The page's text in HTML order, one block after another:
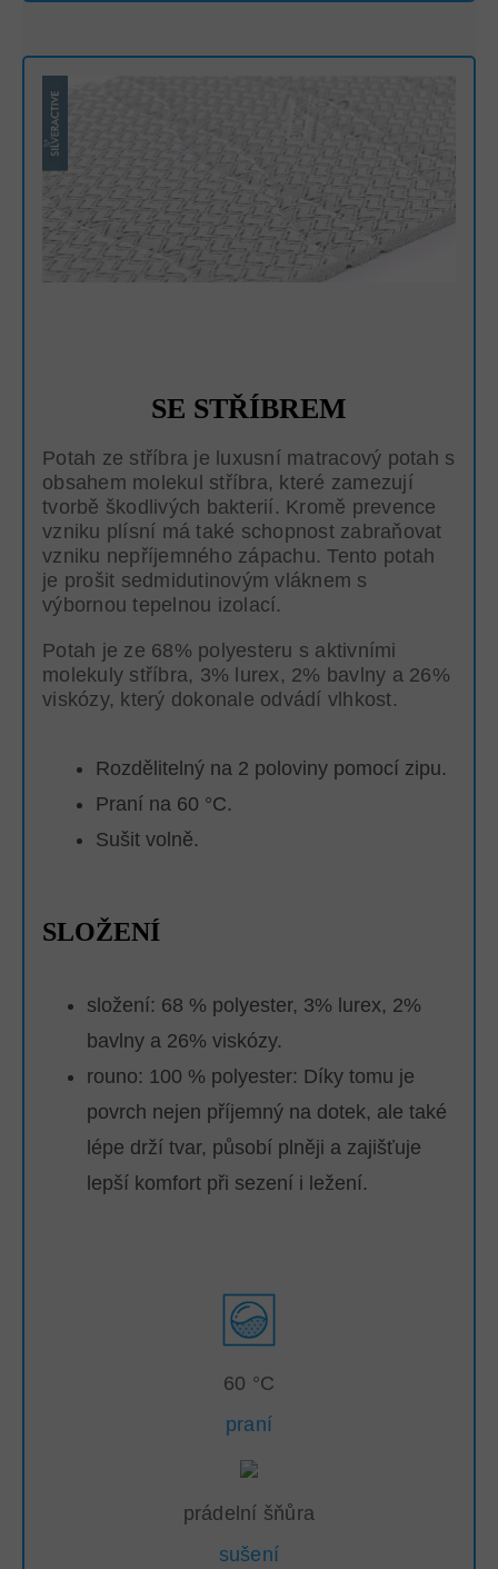
SE STŘÍBREM
Potah ze stříbra je luxusní matracový potah s
obsahem molekul stříbra, které zamezují
tvorbě škodlivých bakterií. Kromě prevence
vzniku plísní má také schopnost zabraňovat
vzniku nepříjemného zápachu. Tento potah
je prošit sedmidutinovým vláknem s
výbornou tepelnou izolací.
Potah je ze 68% polyesteru s aktivními
molekuly stříbra, 3% lurex, 2% bavlny a 26%
viskózy, který dokonale odvádí vlhkost.
Rozdělitelný na 2 poloviny pomocí zipu.
Praní na 60 °C.
Sušit volně.
SLOŽENÍ
složení: 68 % polyester, 3% lurex, 2%
bavlny a 26% viskózy.
rouno: 100 % polyester: Díky tomu je
povrch nejen příjemný na dotek, ale také
lépe drží tvar, působí plněji a zajišťuje
lepší komfort při sezení i ležení.
60 °C
praní
prádelní šňůra
sušení